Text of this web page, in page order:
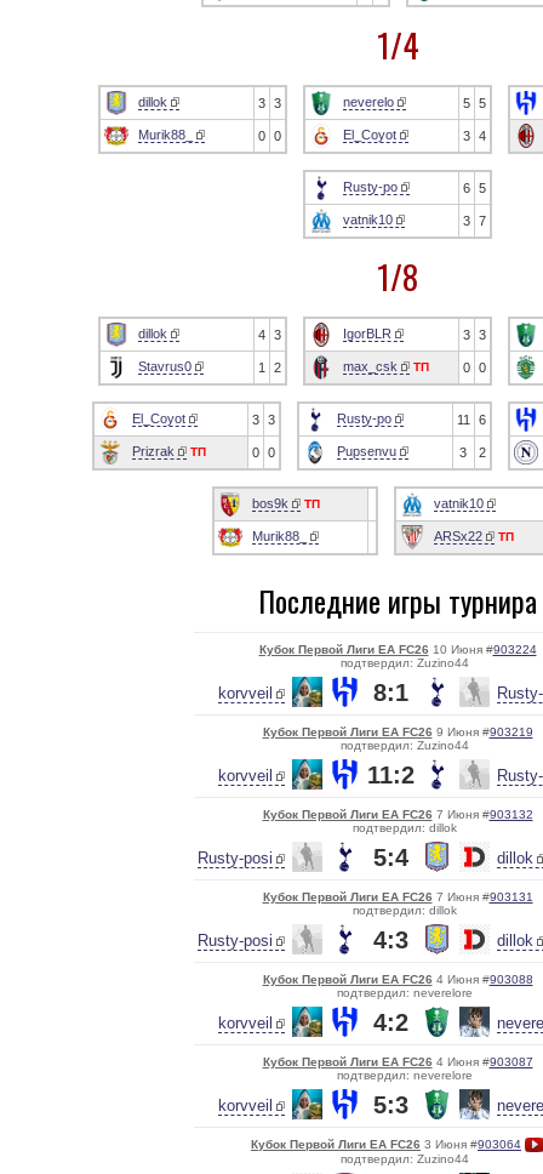
1/4
dillok 3 3
Murik88_ 0 0
neverelo 5 5
El_Coyot 3 4
Rusty-po 6 5
vatnik10 3 7
1/8
dillok 4 3
Stavrus0 1 2
IgorBLR 3 3
max_csk ТП 0 0
El_Coyot 3 3
Prizrak ТП 0 0
Rusty-po 11 6
Pupsenvu 3 2
bos9k ТП
Murik88_
vatnik10
ARSx22 ТП
Последние игры турнира
Кубок Первой Лиги EA FC26 10 Июня #903224
подтвердил: Zuzino44
korvveil 8:1
Кубок Первой Лиги EA FC26 9 Июня #903219
подтвердил: Zuzino44
korvveil 11:2
Кубок Первой Лиги EA FC26 7 Июня #903132
подтвердил: dillok
Rusty-posi 5:4 dillok
Кубок Первой Лиги EA FC26 7 Июня #903131
подтвердил: dillok
Rusty-posi 4:3 dillok
Кубок Первой Лиги EA FC26 4 Июня #903088
подтвердил: neverelore
korvveil 4:2
Кубок Первой Лиги EA FC26 4 Июня #903087
подтвердил: neverelore
korvveil 5:3
Кубок Первой Лиги EA FC26 3 Июня #903064
подтвердил: Zuzino44